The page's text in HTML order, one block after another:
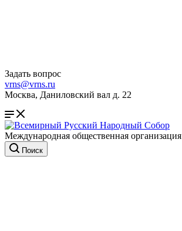
Задать вопрос
vrns@vrns.ru
Москва, Даниловский вал д. 22
Международная общественная организация
Поиск